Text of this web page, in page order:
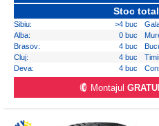
Stoc
Sibiu: >4 buc
Alba:
0 buc
Brasov:
4 buc
Cluj:
4 buc
Deva:
4 buc
Montajul